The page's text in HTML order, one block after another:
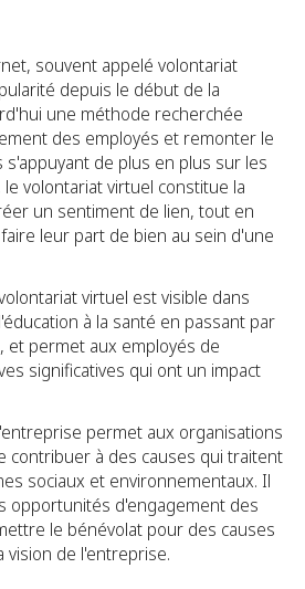
souvent appelé volontariat
depuis le début de la
une méthode recherchée
des employés et remonter le
de plus en plus sur les
volontariat virtuel constitue la
un sentiment de lien, tout en
leur part de bien au sein d'une
virtuel est visible dans
à la santé en passant par
et permet aux employés de
significatives qui ont un impact
permet aux organisations
contribuer à des causes qui traitent
sociaux et environnementaux. Il
opportunités d'engagement des
le bénévolat pour des causes
vision de l'entreprise.